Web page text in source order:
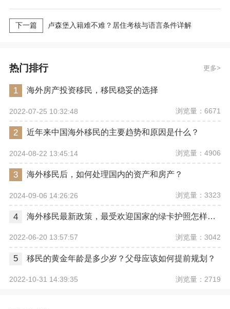
下一篇 卢森堡入籍难不难？居住考核与语言条件详解
热门排行 更多
1 海外房产投资移民，移民稳妥的选择
2022-07-25 10:32:48 浏览量：6671
2 近年来中国海外移民的主要趋势和原因是什么？
2024-08-22 13:45:14 浏览量：4906
3 海外移民后，如何处理国内的资产和房产？
2024-09-06 14:26:26 浏览量：3323
4 海外移民最新政策，最受欢迎国家的绿卡护照怎样拿到
2022-06-20 13:57:57 浏览量：3042
5 移民的黄金年龄是多少岁？父母应该如何提前规划？
2022-10-31 14:39:35 浏览量：2719